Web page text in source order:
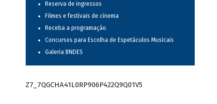
Reserva de ingressos
Filmes e festivais de cinema
Receba a programação
Concursos para Escolha de Espetáculos Musicais
Galeria BNDES
Z7_7QGCHA41L0RP906P422Q9Q01V5